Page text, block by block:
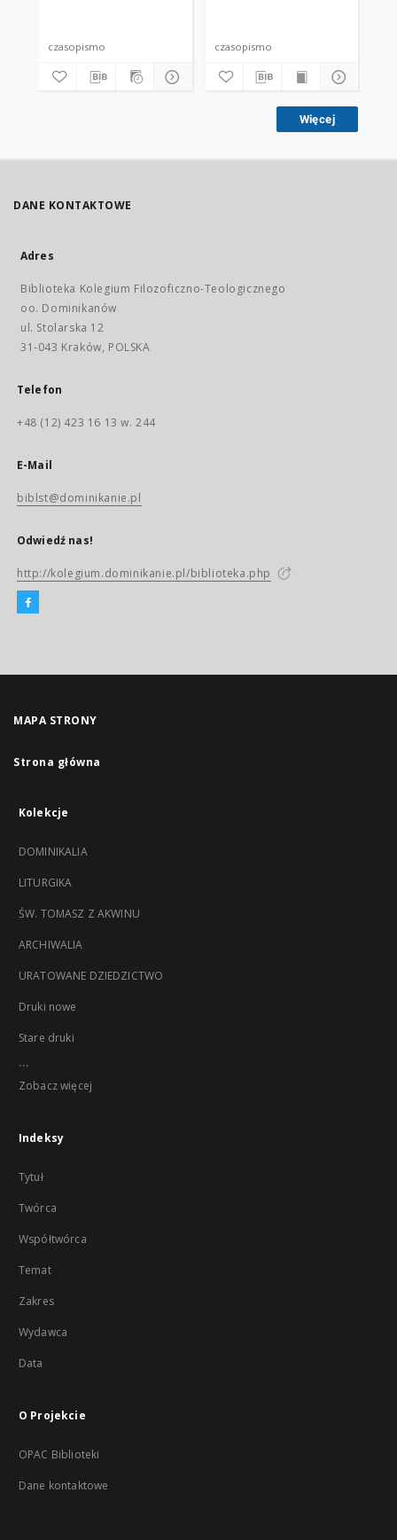
czasopismo czasopismo
Więcej
DANE KONTAKTOWE
Adres
Biblioteka Kolegium Filozoficzno-Teologicznego
oo. Dominikanów
ul. Stolarska 12
31-043 Kraków, POLSKA
Telefon
+48 (12) 423 16 13 w. 244
E-Mail
biblst@dominikanie.pl
Odwiedź nas!
http://kolegium.dominikanie.pl/biblioteka.php
MAPA STRONY
Strona główna
Kolekcje
DOMINIKALIA
LITURGIKA
ŚW. TOMASZ Z AKWINU
ARCHIWALIA
URATOWANE DZIEDZICTWO
Druki nowe
Stare druki
...
Zobacz więcej
Indeksy
Tytuł
Twórca
Współtwórca
Temat
Zakres
Wydawca
Data
O Projekcie
OPAC Biblioteki
Dane kontaktowe